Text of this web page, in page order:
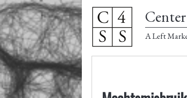
A Left